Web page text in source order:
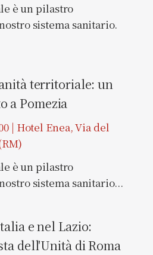
è un pilastro
sistema sanitario.
territoriale: un
a Pomezia
| Hotel Enea, Via del
è un pilastro
sistema sanitario...
e nel Lazio:
dell'Unità di Roma